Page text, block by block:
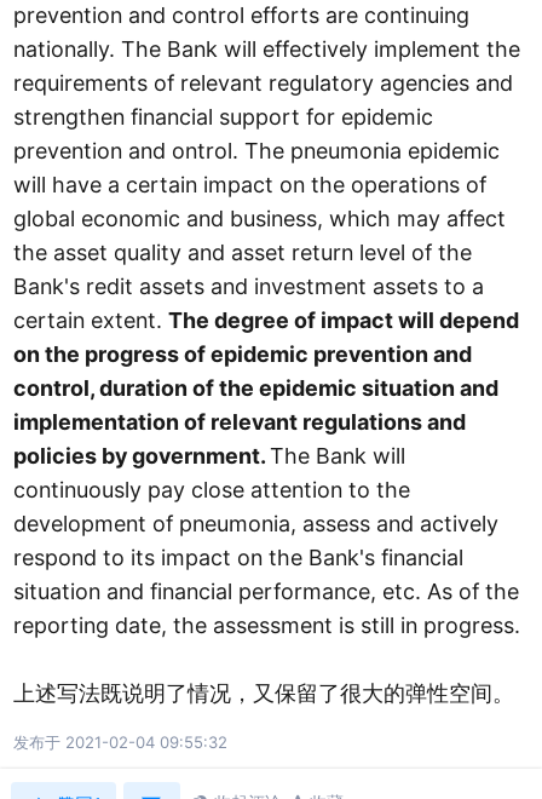
prevention and control efforts are continuing
nationally. The Bank will effectively implement the
requirements of relevant regulatory agencies and
strengthen financial support for epidemic
prevention and ontrol. The pneumonia epidemic
will have a certain impact on the operations of
global economic and business, which may affect
the asset quality and asset return level of the
Bank's redit assets and investment assets to a
certain extent.The degree of impact will depend
on the progress of epidemic prevention and
control, duration of the epidemic situation and
implementation of relevant regulations and
policies by government.The Bank will
continuously pay close attention to the
development of pneumonia, assess and actively
respond to its impact on the Bank's financial
situation and financial performance, etc. As of the
reporting date, the assessment is still in progress.
上述写法既说明了情况，又保留了很大的弹性空间。
发布于 2021-02-04 09:55:32